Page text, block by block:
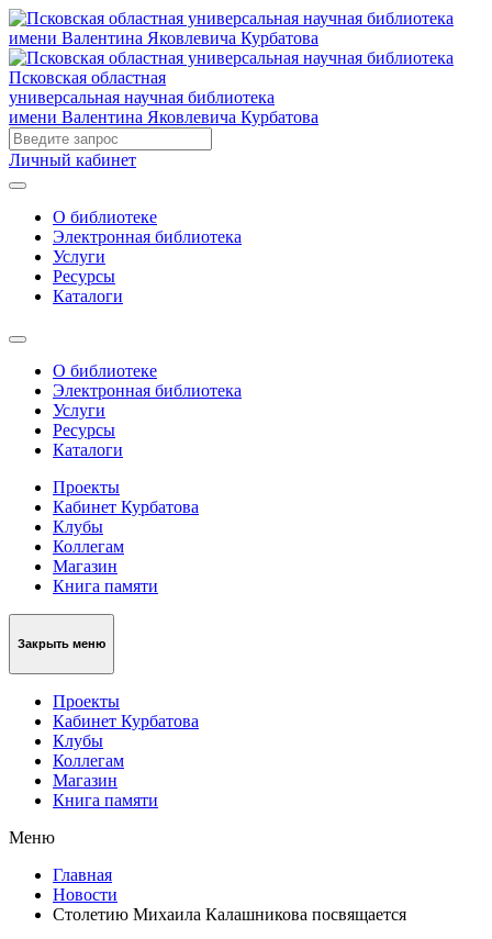
Псковская областная
универсальная научная библиотека
имени Валентина Яковлевича Курбатова
Личный кабинет
О библиотеке
Электронная библиотека
Услуги
Ресурсы
Каталоги
О библиотеке
Электронная библиотека
Услуги
Ресурсы
Каталоги
Проекты
Кабинет Курбатова
Клубы
Коллегам
Магазин
Книга памяти
Закрыть меню
Проекты
Кабинет Курбатова
Клубы
Коллегам
Магазин
Книга памяти
Меню
Главная
Новости
Столетию Михаила Калашникова посвящается